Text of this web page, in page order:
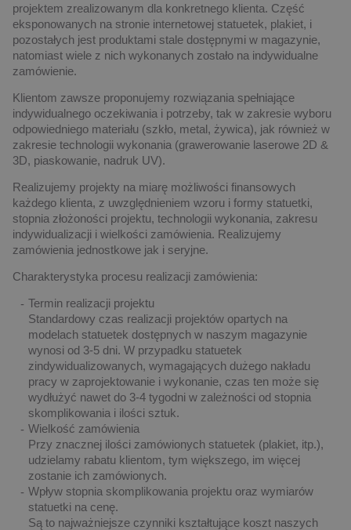
projektem zrealizowanym dla konkretnego klienta. Część
eksponowanych na stronie internetowej statuetek, plakiet, i
pozostałych jest produktami stale dostępnymi w magazynie,
natomiast wiele z nich wykonanych zostało na indywidualne
zamówienie.
Klientom zawsze proponujemy rozwiązania spełniające
indywidualnego oczekiwania i potrzeby, tak w zakresie wyboru
odpowiedniego materiału (szkło, metal, żywica), jak również w
zakresie technologii wykonania (grawerowanie laserowe 2D &
3D, piaskowanie, nadruk UV).
Realizujemy projekty na miarę możliwości finansowych
każdego klienta, z uwzględnieniem wzoru i formy statuetki,
stopnia złożoności projektu, technologii wykonania, zakresu
indywidualizacji i wielkości zamówienia. Realizujemy
zamówienia jednostkowe jak i seryjne.
Charakterystyka procesu realizacji zamówienia:
Termin realizacji projektu
Standardowy czas realizacji projektów opartych na
modelach statuetek dostępnych w naszym magazynie
wynosi od 3-5 dni. W przypadku statuetek
zindywidualizowanych, wymagających dużego nakładu
pracy w zaprojektowanie i wykonanie, czas ten może się
wydłużyć nawet do 3-4 tygodni w zależności od stopnia
skomplikowania i ilości sztuk.
Wielkość zamówienia
Przy znacznej ilości zamówionych statuetek (plakiet, itp.),
udzielamy rabatu klientom, tym większego, im więcej
zostanie ich zamówionych.
Wpływ stopnia skomplikowania projektu oraz wymiarów
statuetki na cenę.
Są to najważniejsze czynniki kształtujące koszt naszych